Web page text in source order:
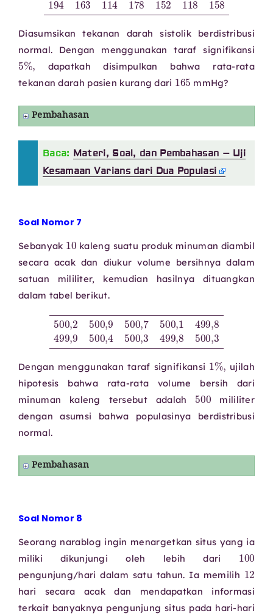
Diasumsikan tekanan darah sistolik berdistribusi
normal. Dengan menggunakan taraf signifikansi
5%
dapatkah disimpulkan bahwa rata-rata
tekanan darah pasien kurang dari
165
mmHg?
Pembahasan
Baca: Materi, Soal, dan Pembahasan – Uji
Kesamaan Varians dari Dua Populasi
Soal Nomor 7
Sebanyak
10
kaleng suatu produk minuman diambil
secara acak dan diukur volume bersihnya dalam
satuan mililiter, kemudian hasilnya dituangkan
dalam tabel berikut.
500,9500,7500,1499,8499,9500,4
499,8500,3
Dengan menggunakan taraf signifikansi
1%
ujilah
hipotesis bahwa rata-rata volume bersih dari
minuman kaleng tersebut adalah
500
mililiter
dengan asumsi bahwa populasinya berdistribusi
normal.
Pembahasan
Soal Nomor 8
Seorang narablog ingin menargetkan situs yang ia
miliki dikunjungi oleh lebih dari
100
pengunjung/hari dalam satu tahun. Ia memilih
12
hari secara acak dan mendapatkan informasi
terkait banyaknya pengunjung situs pada hari-hari